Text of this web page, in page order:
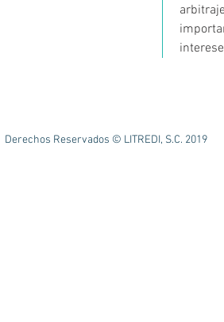
Derechos Reservados © LITREDI, S.C. 2019